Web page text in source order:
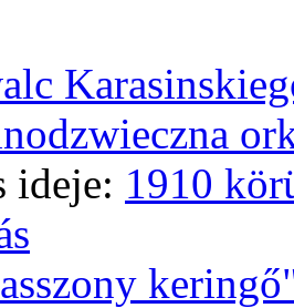
ideje: 1910